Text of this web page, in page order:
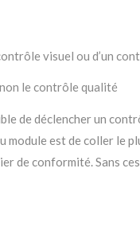
visuel ou d’un
le contrôle qualité
de déclencher un
module est de coller le
de conformité. Sans